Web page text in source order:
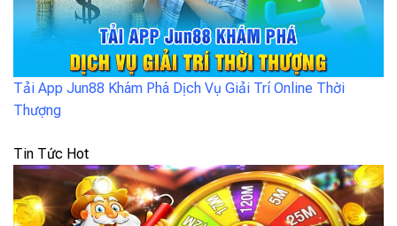
Tải App Jun88 Khám Phá Dịch Vụ Giải Trí Online Thời
Thượng
Tin Tức Hot